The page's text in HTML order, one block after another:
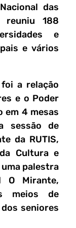
das
reuniu 188
e
e vários
a relação
e o Poder
em 4 mesas
sessão de
da RUTIS,
Cultura e
uma palestra
O Mirante,
meios de
seniores